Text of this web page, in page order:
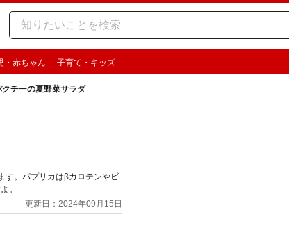
・赤ちゃん 子育て・キッズ
チーの夏野菜サラダ
す。パプリカはβカロテンやビ
。
更新日：2024年09月15日